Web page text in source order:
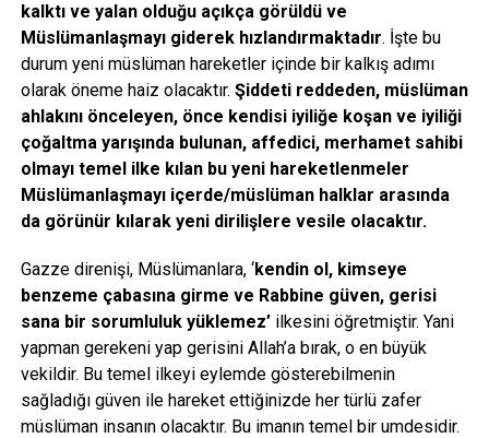
kalktı ve yalan olduğu açıkça görüldü ve
Müslümanlaşmayı giderek hızlandırmaktadır. İşte bu
durum yeni müslüman hareketler içinde bir kalkış adımı
olarak öneme haiz olacaktır. Şiddeti reddeden, müslüman
ahlakını önceleyen, önce kendisi iyiliğe koşan ve iyiliği
çoğaltma yarışında bulunan, affedici, merhamet sahibi
olmayı temel ilke kılan bu yeni hareketlenmeler
Müslümanlaşmayı içerde/müslüman halklar arasında
da görünür kılarak yeni dirilişlere vesile olacaktır.
Gazze direnişi, Müslümanlara, ‘kendin ol, kimseye
benzeme çabasına girme ve Rabbine güven, gerisi
sana bir sorumluluk yüklemez’ilkesini öğretmiştir. Yani
yapman gerekeni yap gerisini Allah’a bırak, o en büyük
vekildir. Bu temel ilkeyi eylemde gösterebilmenin
sağladığı güven ile hareket ettiğinizde her türlü zafer
müslüman insanın olacaktır. Bu imanın temel bir umdesidir.